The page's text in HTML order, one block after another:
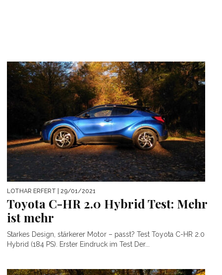
LOTHAR ERFERT | 29/01/2021
Toyota C-HR 2.0 Hybrid Test: Mehr
ist mehr
Starkes Design, stärkerer Motor – passt? Test Toyota C-HR 2.0
Hybrid (184 PS). Erster Eindruck im Test Der...